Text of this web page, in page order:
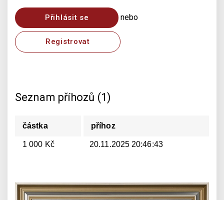
Přihlásit se nebo
Registrovat
Seznam příhozů (1)
částka příhoz
1 000 Kč 20.11.2025 20:46:43